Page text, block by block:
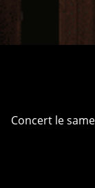
Concert le